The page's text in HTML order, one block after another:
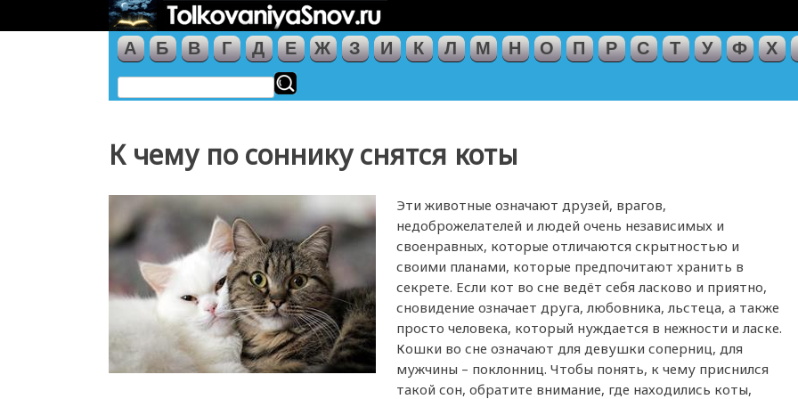
А Б В Г Д Е Ж З И К Л М Н О П Р С Т У Ф Х
К чему по соннику снятся коты
Эти животные означают друзей, врагов,
недоброжелателей и людей очень независимых и
своенравных, которые отличаются скрытностью и
своими планами, которые предпочитают хранить в
секрете. Если кот во сне ведёт себя ласково и приятно,
сновидение означает друга, любовника, льстеца, а также
просто человека, который нуждается в нежности и ласке.
Кошки во сне означают для девушки соперниц, для
мужчины – поклонниц. Чтобы понять, к чему приснился
такой сон, обратите внимание, где находились коты,